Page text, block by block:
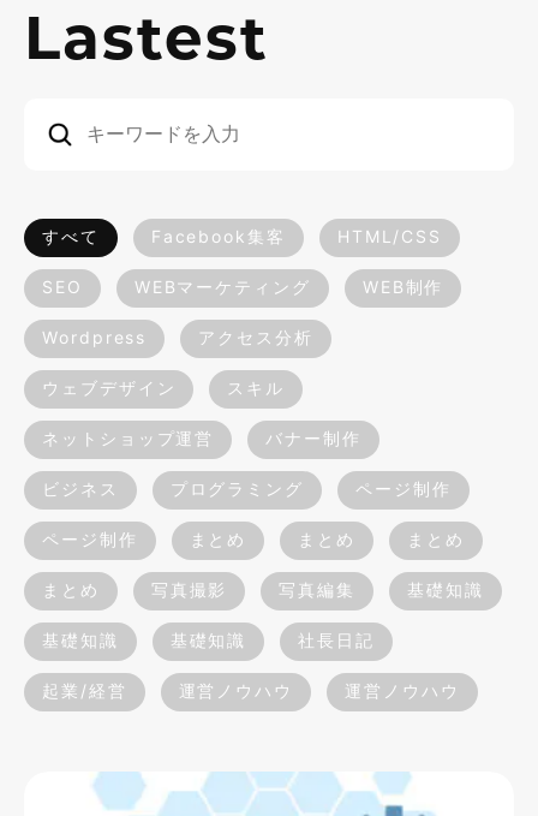
Lastest
すべて Facebook集客 HTML/CSS
SEO WEBマーケティング WEB制作
Wordpress アクセス分析
ウェブデザイン スキル
ネットショップ運営 バナー制作
ビジネス プログラミング ページ制作
ページ制作 まとめ まとめ まとめ
まとめ 写真撮影 写真編集 基礎知識
基礎知識 基礎知識 社長日記
起業/経営 運営ノウハウ 運営ノウハウ